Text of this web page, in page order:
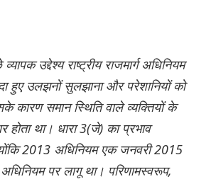
उद्देश्य राष्ट्रीय राजमार्ग अधिनियम
हुए उलझनों सुलझाना और परेशानियों को
कारण समान स्थिति वाले व्यक्तियों के
होता था। धारा 3(जे) का प्रभाव
2013 अधिनियम एक जनवरी 2015
अधिनियम पर लागू था। परिणामस्वरूप,